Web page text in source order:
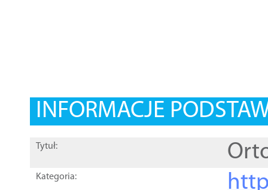
INFORMACJE
Tytuł:
Kategoria: